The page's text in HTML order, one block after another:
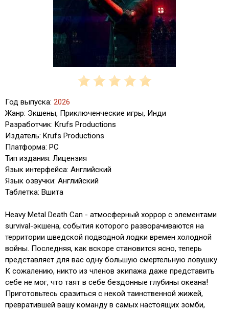
Год выпуска: 2026
Жанр: Экшены, Приключенческие игры, Инди
Разработчик: Krufs Productions
Издатель: Krufs Productions
Платформа: PC
Тип издания: Лицензия
Язык интерфейса: Английский
Язык озвучки: Английский
Таблетка: Вшита
Heavy Metal Death Can - атмосферный хоррор с элементами
survival-экшена, события которого разворачиваются на
территории шведской подводной лодки времен холодной
войны. Последняя, как вскоре становится ясно, теперь
представляет для вас одну большую смертельную ловушку.
К сожалению, никто из членов экипажа даже представить
себе не мог, что таят в себе бездонные глубины океана!
Приготовьтесь сразиться с некой таинственной жижей,
превратившей вашу команду в самых настоящих зомби,